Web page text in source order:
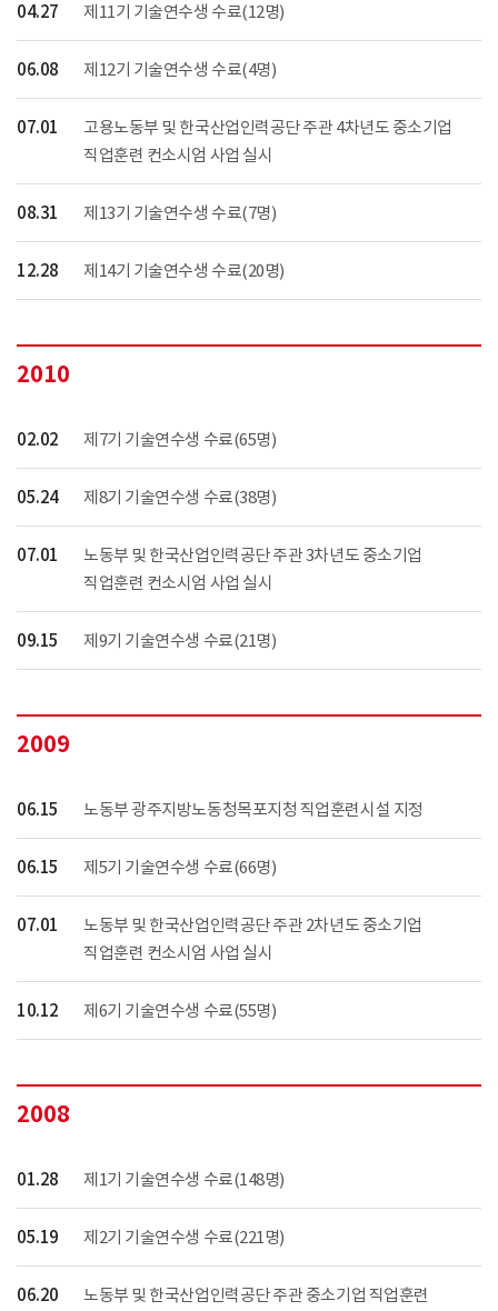
04.27 제11기 기술연수생 수료(12명)
06.08 제12기 기술연수생 수료(4명)
07.01
고용노동부 및 한국산업인력공단 주관 4차년도 중소기업
직업훈련 컨소시엄 사업 실시
08.31 제13기 기술연수생 수료(7명)
12.28 제14기 기술연수생 수료(20명)
2010
02.02 제7기 기술연수생 수료(65명)
05.24 제8기 기술연수생 수료(38명)
07.01
노동부 및 한국산업인력공단 주관 3차년도 중소기업
직업훈련 컨소시엄 사업 실시
09.15 제9기 기술연수생 수료(21명)
2009
06.15 노동부 광주지방노동청목포지청 직업훈련시설 지정
06.15 제5기 기술연수생 수료(66명)
07.01
노동부 및 한국산업인력공단 주관 2차년도 중소기업
직업훈련 컨소시엄 사업 실시
10.12 제6기 기술연수생 수료(55명)
2008
01.28 제1기 기술연수생 수료(148명)
05.19 제2기 기술연수생 수료(221명)
06.20
노동부 및 한국산업인력공단 주관 중소기업 직업훈련